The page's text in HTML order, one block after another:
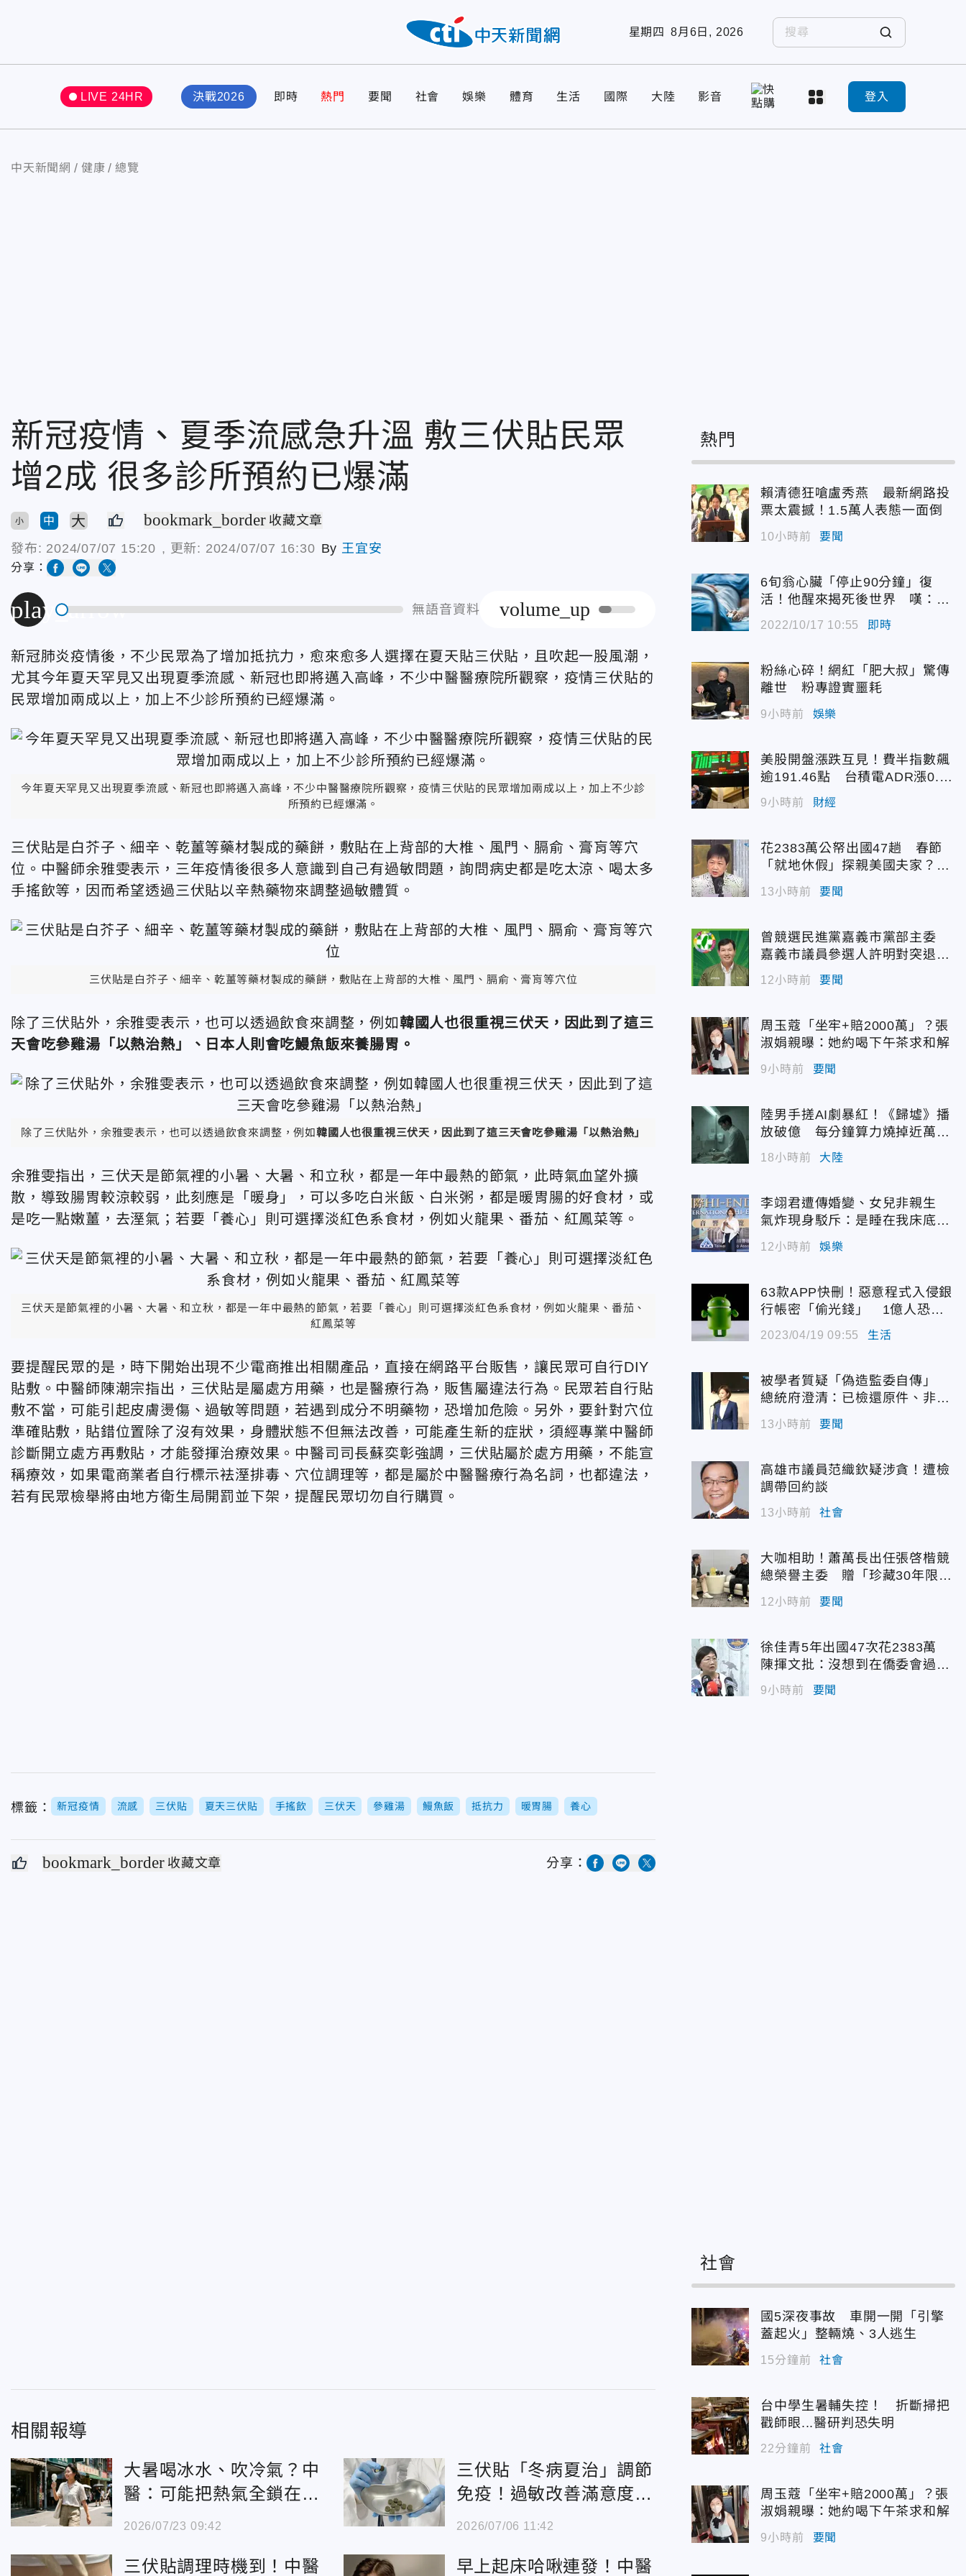
星期四 8月6日, 2026
LIVE 24HR 決戰2026 即時 熱門 要聞 社會 娛樂 體育 生活 國際 大陸 影音 登入
中天新聞網 健康 總覽
新冠疫情、夏季流感急升溫 敷三伏貼民眾
增2成 很多診所預約已爆滿
小 中 大 bookmark_border 收藏文章
發布: 2024/07/07 15:20 , 更新: 2024/07/07 16:30 By 王宜安
分享：
play_arrow 無語音資料 volume_up
新冠肺炎疫情後，不少民眾為了增加抵抗力，愈來愈多人選擇在夏天貼三伏貼，且吹起一股風潮，
尤其今年夏天罕見又出現夏季流感、新冠也即將邁入高峰，不少中醫醫療院所觀察，疫情三伏貼的
民眾增加兩成以上，加上不少診所預約已經爆滿。
今年夏天罕見又出現夏季流感、新冠也即將邁入高峰，不少中醫醫療院所觀察，疫情三伏貼的民眾增加兩成以上，加上不少診
所預約已經爆滿。
三伏貼是白芥子、細辛、乾薑等藥材製成的藥餅，敷貼在上背部的大椎、風門、膈俞、膏肓等穴
位。中醫師余雅雯表示，三年疫情後很多人意識到自己有過敏問題，詢問病史都是吃太涼、喝太多
手搖飲等，因而希望透過三伏貼以辛熱藥物來調整過敏體質。
三伏貼是白芥子、細辛、乾薑等藥材製成的藥餅，敷貼在上背部的大椎、風門、膈俞、膏肓等穴位
除了三伏貼外，余雅雯表示，也可以透過飲食來調整，例如韓國人也很重視三伏天，因此到了這三
天會吃參雞湯「以熱治熱」、日本人則會吃鰻魚飯來養腸胃。
除了三伏貼外，余雅雯表示，也可以透過飲食來調整，例如韓國人也很重視三伏天，因此到了這三天會吃參雞湯「以熱治熱」
余雅雯指出，三伏天是節氣裡的小暑、大暑、和立秋，都是一年中最熱的節氣，此時氣血望外擴
散，導致腸胃較涼較弱，此刻應是「暖身」，可以多吃白米飯、白米粥，都是暖胃腸的好食材，或
是吃一點嫩薑，去溼氣；若要「養心」則可選擇淡紅色系食材，例如火龍果、番茄、紅鳳菜等。
三伏天是節氣裡的小暑、大暑、和立秋，都是一年中最熱的節氣，若要「養心」則可選擇淡紅色系食材，例如火龍果、番茄、
紅鳳菜等
要提醒民眾的是，時下開始出現不少電商推出相關產品，直接在網路平台販售，讓民眾可自行DIY
貼敷。中醫師陳潮宗指出，三伏貼是屬處方用藥，也是醫療行為，販售屬違法行為。民眾若自行貼
敷不當，可能引起皮膚燙傷、過敏等問題，若遇到成分不明藥物，恐增加危險。另外，要針對穴位
準確貼敷，貼錯位置除了沒有效果，身體狀態不但無法改善，可能產生新的症狀，須經專業中醫師
診斷開立處方再敷貼，才能發揮治療效果。中醫司司長蘇奕彰強調，三伏貼屬於處方用藥，不能宣
稱療效，如果電商業者自行標示袪溼排毒、穴位調理等，都是屬於中醫醫療行為名詞，也都違法，
若有民眾檢舉將由地方衛生局開罰並下架，提醒民眾切勿自行購買。
標籤： 新冠疫情 流感 三伏貼 夏天三伏貼 手搖飲 三伏天 參雞湯 鰻魚飯 抵抗力 暖胃腸 養心
bookmark_border 收藏文章 分享：
相關報導
大暑喝冰水、吹冷氣？中
醫：可能把熱氣全鎖在身
體裡
2026/07/23 09:42
三伏貼「冬病夏治」調節
免疫！過敏改善滿意度達
70%
2026/07/06 11:42
三伏貼調理時機到！中醫 早上起床哈啾連發！中醫
熱門
賴清德狂嗆盧秀燕 最新網路投
票太震撼！1.5萬人表態一面倒
10小時前 要聞
6旬翁心臟「停止90分鐘」復
活！他醒來揭死後世界 嘆：很
2022/10/17 10:55 即時
粉絲心碎！網紅「肥大叔」驚傳
離世 粉專證實噩耗
9小時前 娛樂
美股開盤漲跌互見！費半指數飆
逾191.46點 台積電ADR漲0.9
3%
9小時前 財經
花2383萬公帑出國47趟 春節
「就地休假」探親美國夫家？徐
佳青回應了
13小時前 要聞
曾競選民進黨嘉義市黨部主委
嘉義市議員參選人許明對突退
選！
12小時前 要聞
周玉蔻「坐牢+賠2000萬」？張
淑娟親曝：她約喝下午茶求和解
9小時前 要聞
陸男手搓AI劇暴紅！《歸墟》播
放破億 每分鐘算力燒掉近萬台
18小時前 大陸
李翊君遭傳婚變、女兒非親生
氣炸現身駁斥：是睡在我床底下
嗎？
12小時前 娛樂
63款APP快刪！惡意程式入侵銀
行帳密「偷光錢」 1億人恐被
2023/04/19 09:55 生活
被學者質疑「偽造監委自傳」
總統府澄清：已檢還原件、非府
方提供
13小時前 要聞
高雄市議員范織欽疑涉貪！遭檢
調帶回約談
13小時前 社會
大咖相助！蕭萬長出任張啓楷競
總榮譽主委 贈「珍藏30年限量
錶」
12小時前 要聞
徐佳青5年出國47次花2383萬
陳揮文批：沒想到在僑委會過那
麼爽
9小時前 要聞
社會
國5深夜事故 車開一開「引擎
蓋起火」整輛燒、3人逃生
15分鐘前 社會
台中學生暑輔失控！ 折斷掃把
戳師眼...醫研判恐失明
22分鐘前 社會
周玉蔻「坐牢+賠2000萬」？張
淑娟親曝：她約喝下午茶求和解
9小時前 要聞